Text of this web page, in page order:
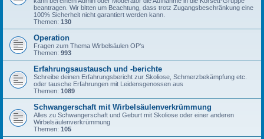
beantragen. Wir bitten um Beachtung, dass trotz Zugangsbeschränkung eine
100% Sicherheit nicht garantiert werden kann.
Themen: 130
Operation
Fragen zum Thema Wirbelsäulen OP's
Themen: 993
Erfahrungsaustausch und -berichte
Schreibe deinen Erfahrungsbericht zur Skoliose, Schmerzbekämpfung etc.
oder tausche Erfahrungen mit Leidensgenossen aus
Themen: 1089
Schwangerschaft mit Wirbelsäulenverkrümmung
Alles zu Schwangerschaft und Geburt mit Skoliose oder einer anderen
Wirbelsäulenverkrümmung
Themen: 105